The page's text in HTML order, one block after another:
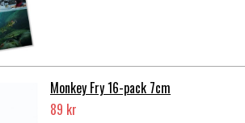
Monkey Fry 16-pack 7cm
89 kr